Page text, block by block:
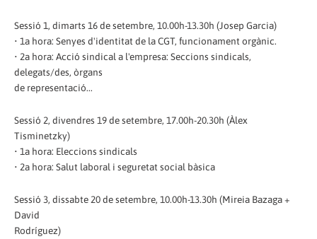
Sessió 1, dimarts 16 de setembre, 10.00h-13.30h (Josep Garcia)
• 1a hora: Senyes d'identitat de la CGT, funcionament orgànic.
• 2a hora: Acció sindical a l'empresa: Seccions sindicals,
delegats/des, òrgans
de representació...
Sessió 2, divendres 19 de setembre, 17.00h-20.30h (Àlex
Tisminetzky)
• 1a hora: Eleccions sindicals
• 2a hora: Salut laboral i seguretat social bàsica
Sessió 3, dissabte 20 de setembre, 10.00h-13.30h (Mireia Bazaga +
David
Rodríguez)